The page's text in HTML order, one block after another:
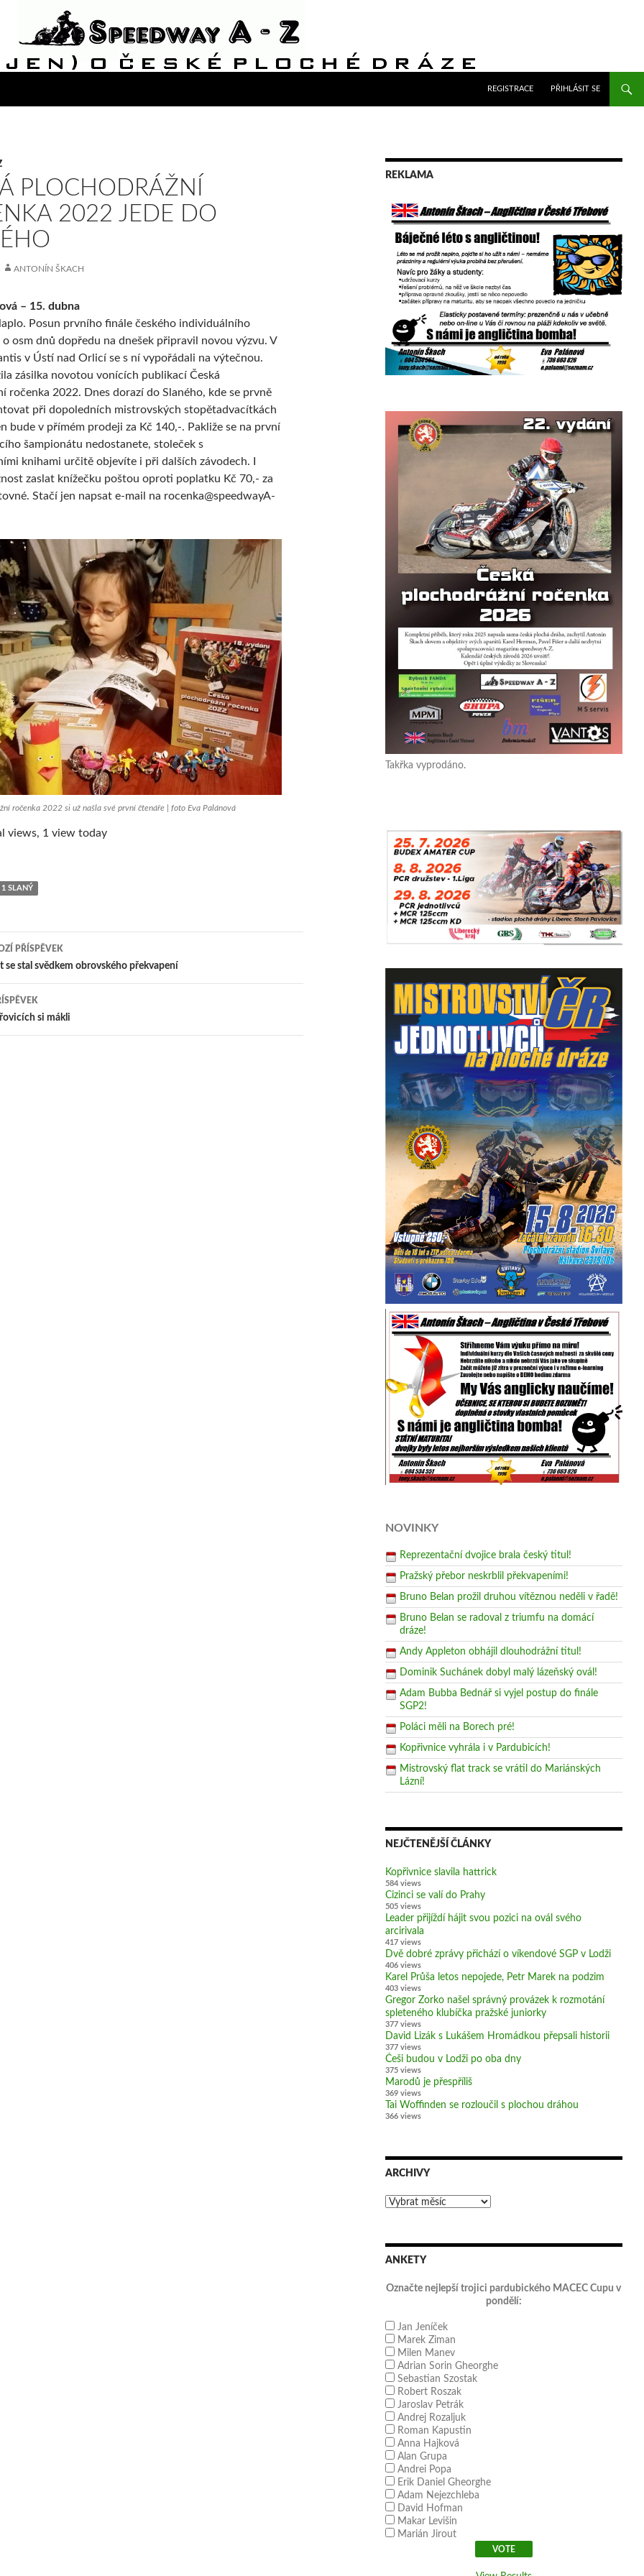
REGISTRACE
PŘIHLÁSIT SE
PLOCHODRÁŽNÍ
2022 JEDE DO
ANTONÍN ŠKACH
– 15. dubna
Posun prvního finále českého individuálního
osm dnů dopředu na dnešek připravil novou výzvu. V
v Ústí nad Orlicí se s ní vypořádali na výtečnou.
zásilka novotou vonících publikací Česká
ročenka 2022. Dnes dorazí do Slaného, kde se prvně
při dopoledních mistrovských stopětadvacítkách
bude v přímém prodeji za Kč 140,-. Pakliže se na první
šampionátu nedostanete, stoleček s
knihami určitě objevíte i při dalších závodech. I
zaslat knížečku poštou oproti poplatku Kč 70,- za
Stačí jen napsat e-mail na rocenka@speedwayA-
ročenka 2022 si už našla své první čtenáře | foto Eva Palánová
views, 1 view today
SLANÝ
PŘÍSPĚVEK
se stal svědkem obrovského překvapení
si mákli
REKLAMA
Takřka vyprodáno.
NOVINKY
Reprezentační dvojice brala český titul!
Pražský přebor neskrblil překvapeními!
Bruno Belan prožil druhou vítěznou neděli v řadě!
Bruno Belan se radoval z triumfu na domácí
dráze!
Andy Appleton obhájil dlouhodrážní titul!
Dominik Suchánek dobyl malý lázeňský ovál!
Adam Bubba Bednář si vyjel postup do finále
SGP2!
Poláci měli na Borech pré!
Kopřivnice vyhrála i v Pardubicích!
Mistrovský flat track se vrátil do Mariánských
Lázní!
NEJČTENĚJŠÍ ČLÁNKY
Kopřivnice slavila hattrick
584 views
Cizinci se valí do Prahy
505 views
Leader přijíždí hájit svou pozici na ovál svého
arcirivala
417 views
Dvě dobré zprávy přichází o víkendové SGP v Lodži
406 views
Karel Průša letos nepojede, Petr Marek na podzim
403 views
Gregor Zorko našel správný provázek k rozmotání
spleteného klubíčka pražské juniorky
377 views
David Lizák s Lukášem Hromádkou přepsali historii
377 views
Češi budou v Lodži po oba dny
375 views
Marodů je přespříliš
369 views
Tai Woffinden se rozloučil s plochou dráhou
366 views
ARCHIVY
Archivy
ANKETY
Označte nejlepší trojici pardubického MACEC Cupu v
pondělí:
Jan Jeníček
Marek Ziman
Milen Manev
Adrian Sorin Gheorghe
Sebastian Szostak
Robert Roszak
Jaroslav Petrák
Andrej Rozaljuk
Roman Kapustin
Anna Hajková
Alan Grupa
Andrei Popa
Erik Daniel Gheorghe
Adam Nejezchleba
David Hofman
Makar Levišin
Marián Jirout